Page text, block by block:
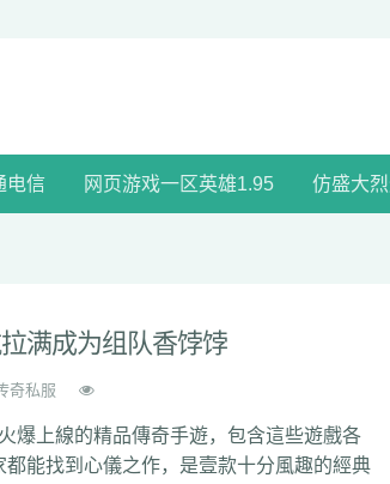
电信 网页游戏一区英雄1.95 仿盛大
满成为组队香饽饽
奇私服
上線的精品傳奇手遊，包含這些遊戲各
找到心儀之作，是壹款十分風趣的經典